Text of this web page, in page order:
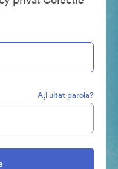
Aţi uitat parola?